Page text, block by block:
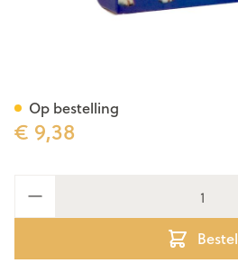
€ 9,38
Bestel
Op bestelling